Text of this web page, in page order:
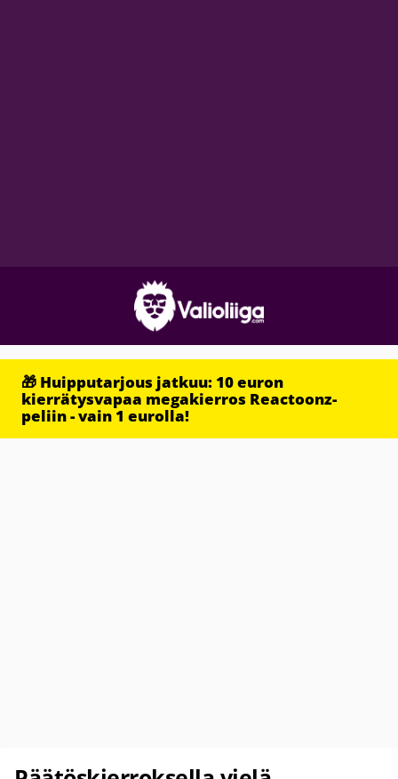
🎁 Huipputarjous jatkuu: 10 euron
kierrätysvapaa megakierros Reactoonz-
peliin - vain 1 eurolla!